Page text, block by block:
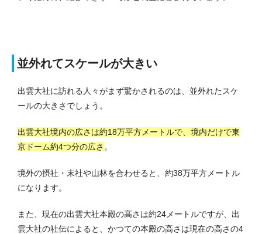
並外れてスケールが大きい
出雲大社に訪れる人々がまず驚かされるのは、並外れたスケ
ールの大きさでしょう。
出雲大社境内の広さは約18万平方メートルで、境内だけで東
京ドーム約4つ分の広さ 。
境外の摂社・末社や山林を合わせると、約38万平方メートル
になります。
また、現在の出雲大社本殿の高さは約24メートルですが、出
雲大社の社伝によると、かつての本殿の高さは現在の高さの4